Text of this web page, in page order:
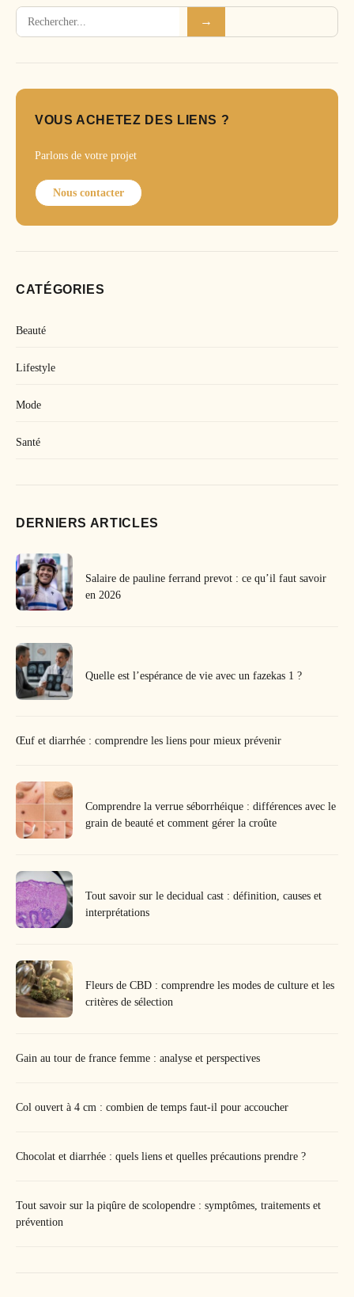
Rechercher →
VOUS ACHETEZ DES LIENS ?
Parlons de votre projet
Nous contacter
CATÉGORIES
Beauté
Lifestyle
Mode
Santé
DERNIERS ARTICLES
Salaire de pauline ferrand prevot : ce qu’il faut savoir
en 2026
Quelle est l’espérance de vie avec un fazekas 1 ?
Œuf et diarrhée : comprendre les liens pour mieux prévenir
Comprendre la verrue séborrhéique : différences avec le
grain de beauté et comment gérer la croûte
Tout savoir sur le decidual cast : définition, causes et
interprétations
Fleurs de CBD : comprendre les modes de culture et les
critères de sélection
Gain au tour de france femme : analyse et perspectives
Col ouvert à 4 cm : combien de temps faut-il pour accoucher
Chocolat et diarrhée : quels liens et quelles précautions prendre ?
Tout savoir sur la piqûre de scolopendre : symptômes, traitements et
prévention